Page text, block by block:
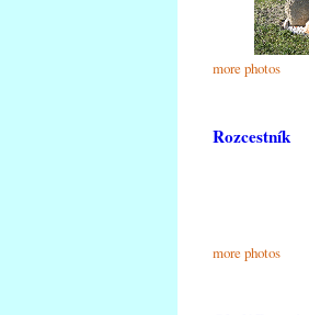
more photos
Rozcestník
more photos